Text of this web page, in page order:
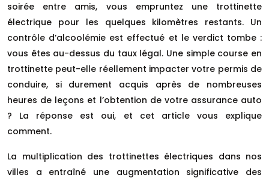
soirée entre amis, vous empruntez une trottinette
électrique pour les quelques kilomètres restants. Un
contrôle d’alcoolémie est effectué et le verdict tombe :
vous êtes au-dessus du taux légal. Une simple course en
trottinette peut-elle réellement impacter votre permis de
conduire, si durement acquis après de nombreuses
heures de leçons et l’obtention de votre assurance auto
? La réponse est oui, et cet article vous explique
comment.
La multiplication des trottinettes électriques dans nos
villes a entraîné une augmentation significative des